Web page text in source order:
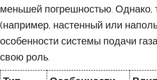
меньшей погрешностью. Однако,
(например, настенный или
особенности системы подачи
свою роль.